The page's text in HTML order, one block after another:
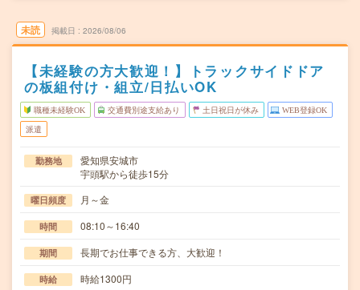
未読 掲載日 2026/08/06
【未経験の方大歓迎！】トラックサイドドア
の板組付け・組立/日払いOK
職種未経験OK 交通費別途支給あり 土日祝日が休み WEB登録OK
派遣
勤務地
愛知県安城市
宇頭駅から徒歩15分
曜日頻度 月～金
時間 08:10～16:40
期間 長期でお仕事できる方、大歓迎！
時給 時給1300円